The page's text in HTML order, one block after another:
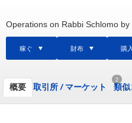
Operations on Rabbi Schlomo
稼ぐ 財布 購入
概要 取引所 /マーケット
2
類似